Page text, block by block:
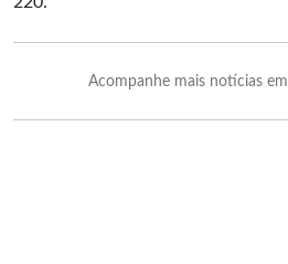
Acompanhe mais notícias em